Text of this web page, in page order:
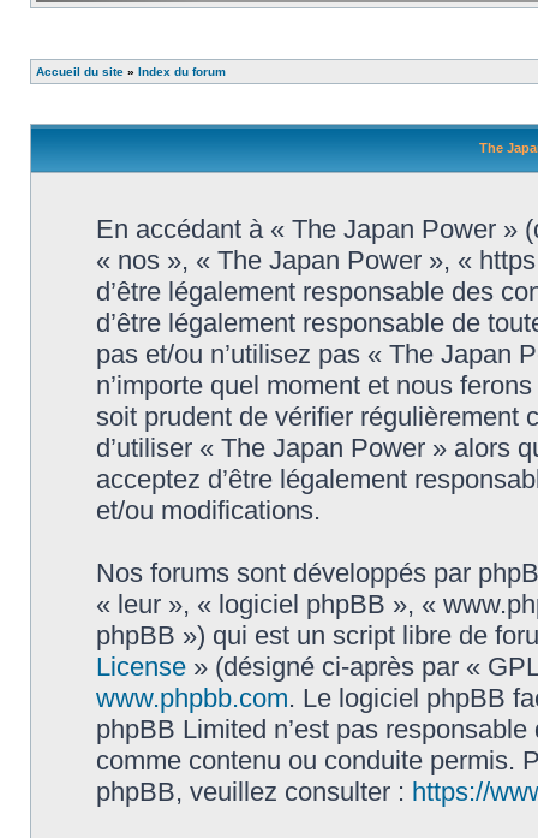
Accueil du site » Index du forum
The
En accédant à « The Japan Power »
« nos », « The Japan Power », «
d’être légalement responsable des
d’être légalement responsable de
pas et/ou n’utilisez pas « The Japan
n’importe quel moment et nous
soit prudent de vérifier régulièrement
d’utiliser « The Japan Power » alors
acceptez d’être légalement
et/ou modifications.
Nos forums sont développés par
« leur », « logiciel phpBB », «
phpBB ») qui est un script libre de
License » (désigné ci-après par «
www.phpbb.com. Le logiciel phpBB
phpBB Limited n’est pas
comme contenu ou conduite permis.
phpBB, veuillez consulter : https://